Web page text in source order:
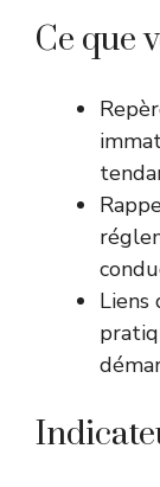
Ce que
Liens